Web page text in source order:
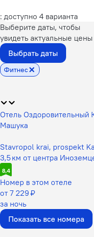
: доступно 4 варианта
Выберите даты, чтобы
увидеть актуальные цены
Выбрать даты
Фитнес
Отель Оздоровительный
Машука
Stavropol krai, prospekt
3,5 км от центра
8,4
Номер в этом отеле
от 7 229 ₽
за ночь
Показать все номера